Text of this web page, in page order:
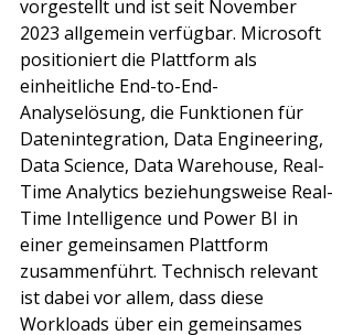
vorgestellt und ist seit November
2023 allgemein verfügbar. Microsoft
positioniert die Plattform als
einheitliche End-to-End-
Analyselösung, die Funktionen für
Datenintegration, Data Engineering,
Data Science, Data Warehouse, Real-
Time Analytics beziehungsweise Real-
Time Intelligence und Power BI in
einer gemeinsamen Plattform
zusammenführt. Technisch relevant
ist dabei vor allem, dass diese
Workloads über ein gemeinsames